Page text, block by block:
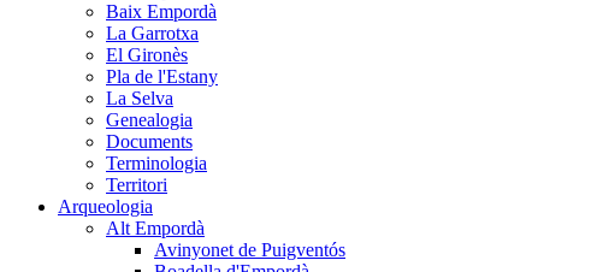
Baix Empordà
La Garrotxa
El Gironès
Pla de l'Estany
La Selva
Genealogia
Documents
Terminologia
Territori
Arqueologia
Alt Empordà
Avinyonet de Puigventós